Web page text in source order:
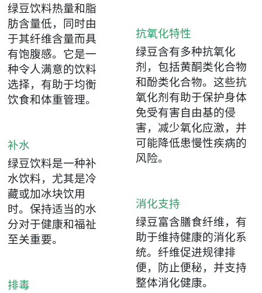
绿豆饮料热量和脂
肪含量低，同时由
于其纤维含量而具
有饱腹感。它是一
种令人满意的饮料
选择，有助于均衡
饮食和体重管理。
补水
绿豆饮料是一种补
水饮料，尤其是冷
藏或加冰块饮用
时。保持适当的水
分对于健康和福祉
至关重要。
排毒
抗氧化特性
绿豆含有多种抗氧化
剂，包括黄酮类化合物
和酚类化合物。这些抗
氧化剂有助于保护身体
免受有害自由基的侵
害，减少氧化应激，并
可能降低患慢性疾病的
风险。
消化支持
绿豆富含膳食纤维，有
助于维持健康的消化系
统。纤维促进规律排
便，防止便秘，并支持
整体消化健康。